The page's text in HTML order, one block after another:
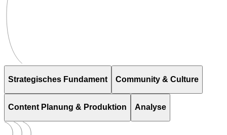
Strategisches Fundament Community & Culture
Content Planung & Produktion Analyse